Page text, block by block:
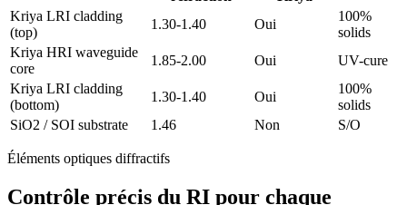
Kriya LRI cladding
(top)
1.30-1.40 Oui
100%
solids
Kriya HRI waveguide
core
1.85-2.00 Oui
UV-cure
Kriya LRI cladding
(bottom)
1.30-1.40 Oui
100%
solids
SiO2 / SOI substrate
1.46 Non S/O
Éléments optiques diffractifs
Contrôle précis du RI pour chaque